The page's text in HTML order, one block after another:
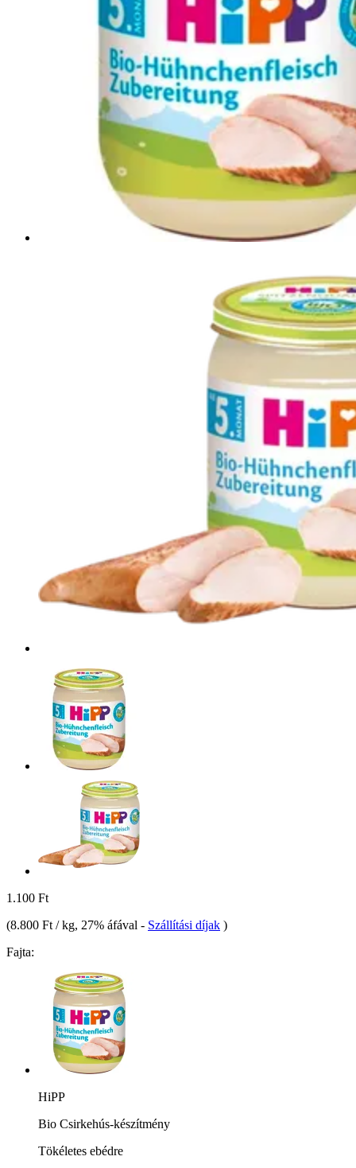
1.100 Ft
(8.800 Ft / kg, 27% áfával - Szállítási díjak )
Fajta:
HiPP
Bio Csirkehús-készítmény
Tökéletes ebédre